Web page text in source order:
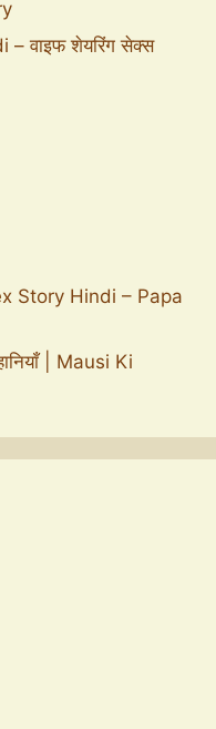
वाइफ शेयरिंग सेक्स
Story Hindi – Papa
| Mausi Ki